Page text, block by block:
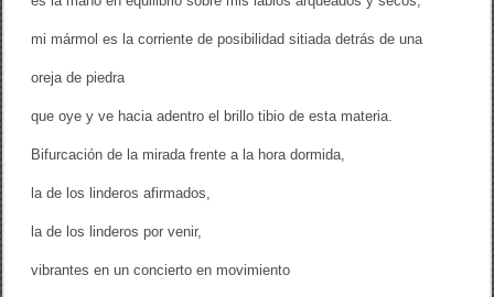
mi mármol es la corriente de posibilidad sitiada detrás de una
oreja de piedra
que oye y ve hacia adentro el brillo tibio de esta materia.
Bifurcación de la mirada frente a la hora dormida,
la de los linderos afirmados,
la de los linderos por venir,
vibrantes en un concierto en movimiento